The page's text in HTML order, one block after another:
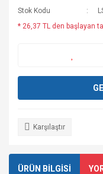
Stok Kodu
* 26,37 TL den başlayan
Karşılaştır
ÜRÜN BİLGİSİ